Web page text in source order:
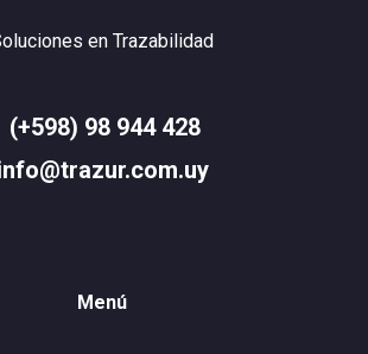
en Trazabilidad
(+598) 98 944 428
Menú